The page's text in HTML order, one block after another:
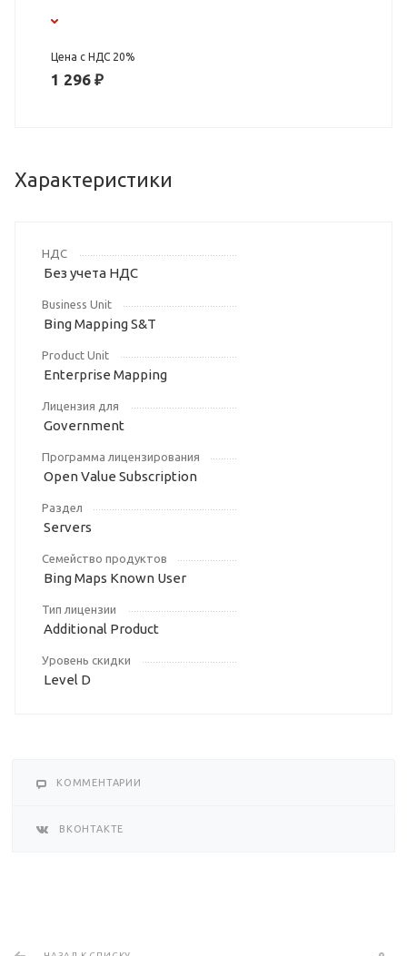
Цена с НДС 20%
1 296 ₽
Характеристики
НДС
Без учета НДС
Business Unit
Bing Mapping S&T
Product Unit
Enterprise Mapping
Лицензия для
Government
Программа лицензирования
Open Value Subscription
Раздел
Servers
Семейство продуктов
Bing Maps Known User
Тип лицензии
Additional Product
Уровень скидки
Level D
КОММЕНТАРИИ
ВКОНТАКТЕ